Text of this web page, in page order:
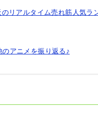
リアルタイム売れ筋人気ラ
のアニメを振り返る♪